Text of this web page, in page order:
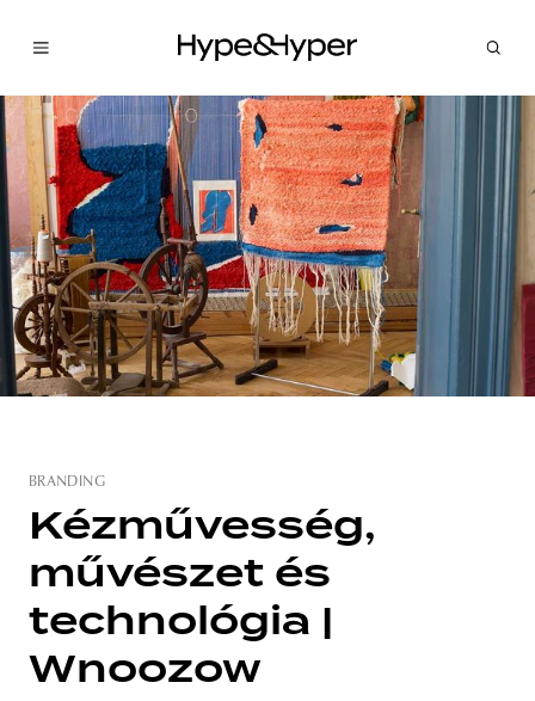
budapest poland
BRANDING
Kézművesség,
művészet és
technológia |
Wnoozow